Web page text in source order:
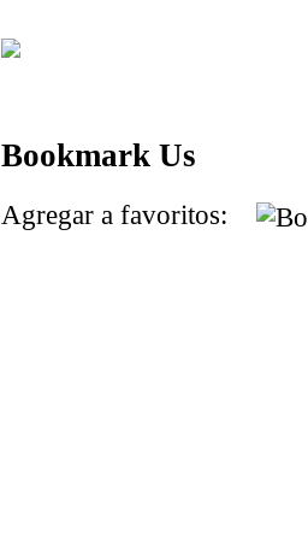
Bookmark Us
Agregar a favoritos: